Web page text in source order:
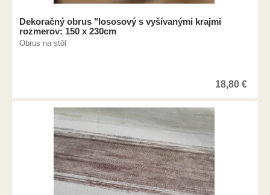
Dekoračný obrus "lososový s vyšívanými krajmi
rozmerov: 150 x 230cm
Obrus na stôl
18,80 €